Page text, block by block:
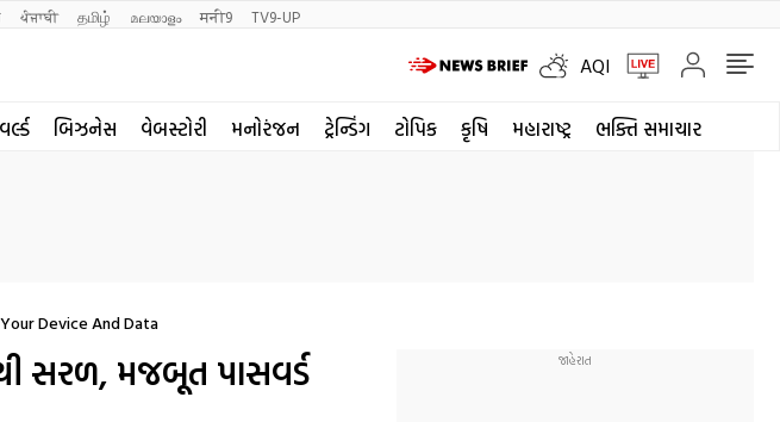
ਪੰਜਾਬੀ தமிழ் മലയാളം मनी9 TV9-UP
AQI
વર્લ્ડ બિઝનેસ વેબસ્ટોરી મનોરંજન ટ્રેન્ડિંગ ટોપિક કૃષિ મહારાષ્ટ્ર ભક્તિ સમાચાર
Device And Data
સરળ, મજબૂત પાસવર્ડ